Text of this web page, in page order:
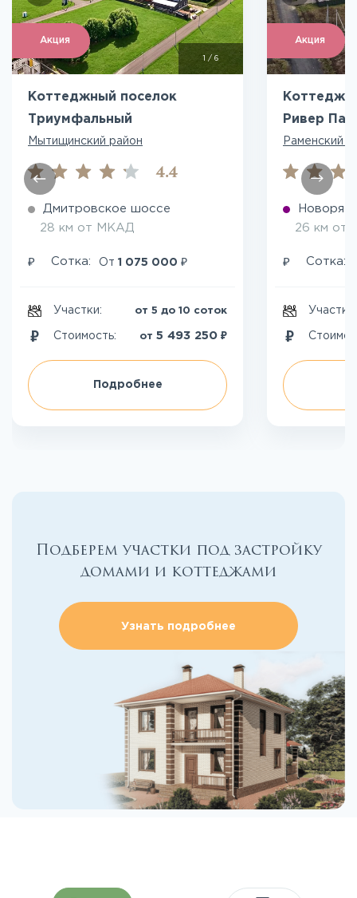
Акция
1 / 6
Коттеджный поселок
Триумфальный
Мытищинский район
4.4
Дмитровское шоссе
28 км от МКАД
₽ Сотка: От 1 075 000 ₽
Участки: от 5 до 10 соток
Стоимость: от 5 493 250 ₽
Подробнее
Акция
Ривер
Раменский
26 км от
₽ Сотка:
Участки:
Подберем участки под застройку
домами и коттеджами
Узнать подробнее